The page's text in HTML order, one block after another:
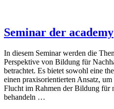
Seminar der academy
In diesem Seminar werden die
Perspektive von Bildung für
betrachtet. Es bietet sowohl eine
einen praxisorientierten Ansatz,
Flucht im Rahmen der Bildung für
behandeln …